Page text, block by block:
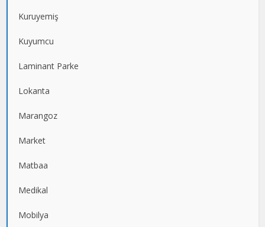
Kuruyemiş
Kuyumcu
Laminant Parke
Lokanta
Marangoz
Market
Matbaa
Medikal
Mobilya